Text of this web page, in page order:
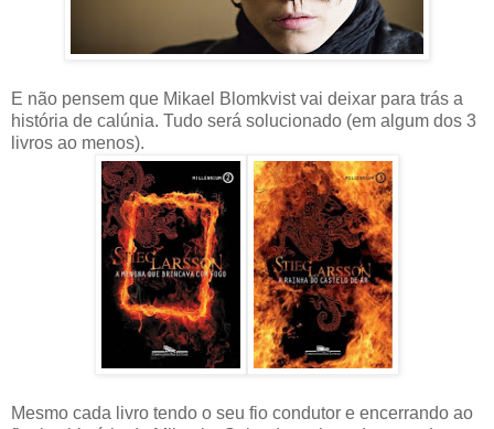
E não pensem que Mikael Blomkvist vai deixar para trás a
história de calúnia. Tudo será solucionado (em algum dos 3
livros ao menos).
Mesmo cada livro tendo o seu fio condutor e encerrando ao